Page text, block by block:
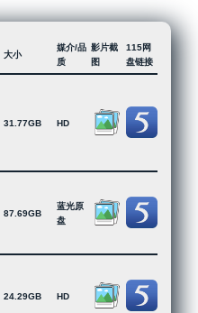
大小
媒介/品
质
影片截
图
115网
盘链接
31.77GB HD
87.69GB
蓝光原
盘
24.29GB HD